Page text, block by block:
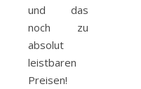
und das
noch zu
absolut
leistbaren
Preisen!